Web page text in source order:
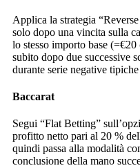
Applica la strategia
solo dopo una vincita sulla
lo stesso importo base
subito dopo due successive
durante serie negative
Baccarat
Segui “Flat Betting”
profitto netto pari al 20 %
quindi passa alla modalità
conclusione della mano